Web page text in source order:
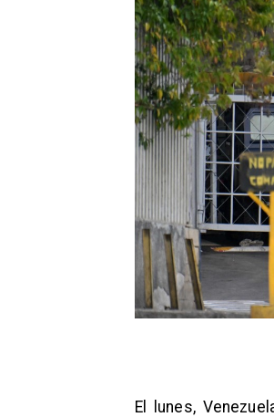
El lunes,